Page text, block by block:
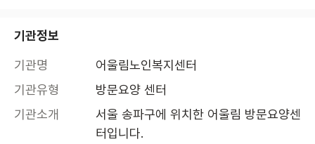
기관정보
기관명
어울림노인복지센터
기관유형
방문요양 센터
기관소개
서울 송파구에 위치한 어울림 방문요양센
터입니다.